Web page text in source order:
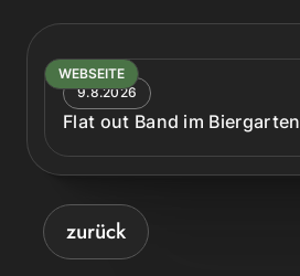
WEBSEITE
9.8.2026
Flat out Band im Biergarten
zurück